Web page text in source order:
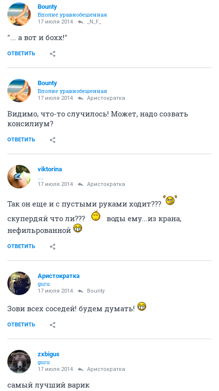
Bounty
Вполне уравнобешенная
17 июля 2014 _N_F_
"... а вот и бохх!"
ОТВЕТИТЬ
Bounty
Вполне уравнобешенная
17 июля 2014 Аристократка
Видимо, что-то случилось! Может, надо созвать
консилиум?
ОТВЕТИТЬ
viktorina
17 июля 2014 Аристократка
Так он еще и с пустыми руками ходит???
скупердяй что ли???
воды ему...из крана,
нефильрованной
ОТВЕТИТЬ
Аристократка
guru
17 июля 2014 Bounty
Зови всех соседей! будем думать!
ОТВЕТИТЬ
zxbigus
guru
17 июля 2014 Аристократка
самый лучший варик